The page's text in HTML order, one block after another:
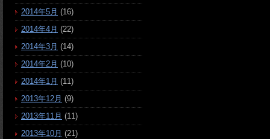
2014年5月 (16)
2014年4月 (22)
2014年3月 (14)
2014年2月 (10)
2014年1月 (11)
2013年12月 (9)
2013年11月 (11)
2013年10月 (21)